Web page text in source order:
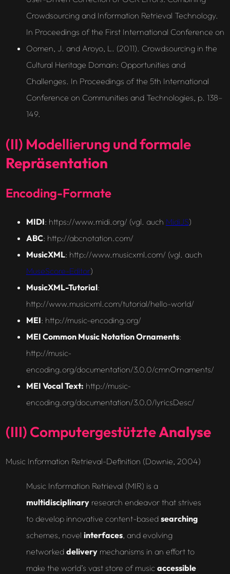
Crowdsourcing and Information Retrieval Technology.
In Proceedings of the First International Conference on
Oomen, J. and Aroyo, L. (2011). Crowdsourcing in the
Cultural Heritage Domain: Opportunities and
Challenges. In Proceedings of the 5th International
Conference on Communities and Technologies, p. 138–
149.
(II) Modellierung und formale
Repräsentation
Encoding-Formate
MIDI: https://www.midi.org/ (vgl. auch MidiJS)
ABC: http://abcnotation.com/
MusicXML: http://www.musicxml.com/ (vgl. auch
MuseScore-Editor)
MusicXML-Tutorial:
http://www.musicxml.com/tutorial/hello-world/
MEI: http://music-encoding.org/
MEI Common Music Notation Ornaments:
http://music-
encoding.org/documentation/3.0.0/cmnOrnaments/
MEI Vocal Text: http://music-
encoding.org/documentation/3.0.0/lyricsDesc/
(III) ComputergestützteAnalyse
Music Information Retrieval-Definition (Downie, 2004)
Music Information Retrieval (MIR) is a
multidisciplinaryresearch endeavor that strives
to develop innovative content-based searching
schemes, novel interfaces, and evolving
networked deliverymechanisms in an effort to
make the world’s vast store of music accessible